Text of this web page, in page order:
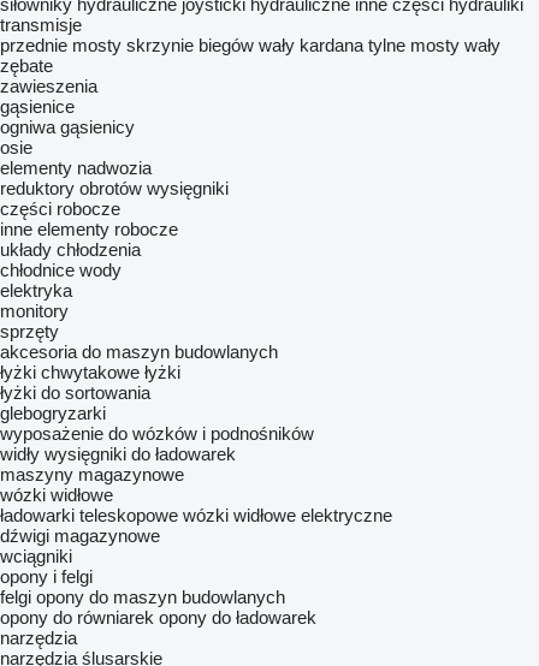
siłowniky hydrauliczne joysticki hydrauliczne inne części hydrauliki
transmisje
przednie mosty skrzynie biegów wały kardana tylne mosty wały
zębate
zawieszenia
gąsienice
ogniwa gąsienicy
osie
elementy nadwozia
reduktory obrotów wysięgniki
części robocze
inne elementy robocze
układy chłodzenia
chłodnice wody
elektryka
monitory
sprzęty
akcesoria do maszyn budowlanych
łyżki chwytakowe łyżki
łyżki do sortowania
glebogryzarki
wyposażenie do wózków i podnośników
widły wysięgniki do ładowarek
maszyny magazynowe
wózki widłowe
ładowarki teleskopowe wózki widłowe elektryczne
dźwigi magazynowe
wciągniki
opony i felgi
felgi opony do maszyn budowlanych
opony do równiarek opony do ładowarek
narzędzia
narzędzia ślusarskie